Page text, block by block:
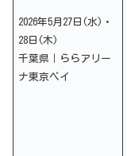
2026年5月27日(水)・
28日(木)
千葉県｜ららアリー
ナ東京ベイ